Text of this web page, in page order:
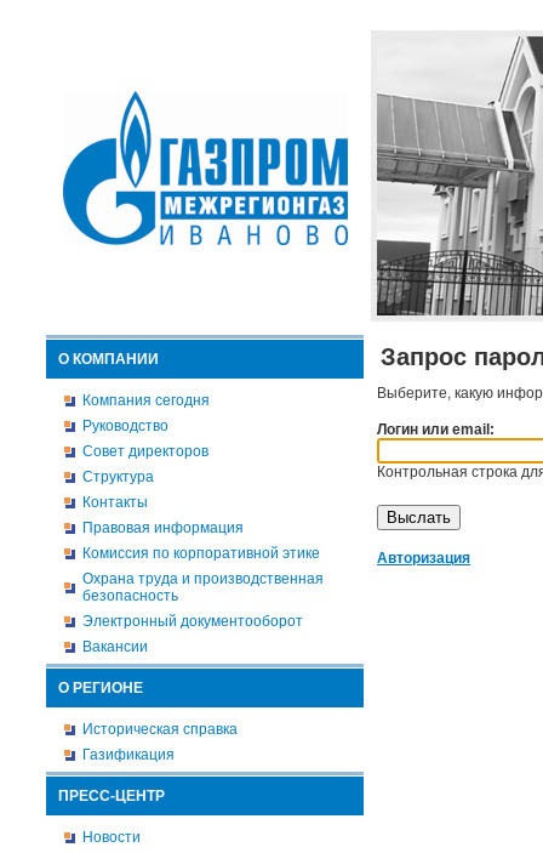
О КОМПАНИИ
Компания сегодня
Руководство
Совет директоров
Структура
Контакты
Правовая информация
Комиссия по корпоративной этике
Охрана труда и производственная
безопасность
Электронный документооборот
Вакансии
О РЕГИОНЕ
Историческая справка
Газификация
ПРЕСС-ЦЕНТР
Новости
Запрос
Выберите, какую
Логин или email:
Контрольная строка
Авторизация